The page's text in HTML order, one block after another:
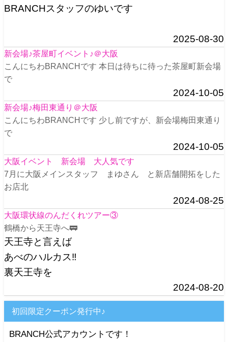
BRANCHスタッフのゆいです
2025-08-30
新会場♪茶屋町イベント♪＠大阪
こんにちわBRANCHです 本日は待ちに待った茶屋町新会場
で
2024-10-05
新会場♪梅田東通り＠大阪
こんにちわBRANCHです 少し前ですが、新会場梅田東通り
で
2024-10-05
大阪イベント 新会場 大人気です
7月に大阪メインスタッフ まゆさん と新店舗開拓をした
お店北
2024-08-25
大阪環状線のんだくれツアー③
鶴橋から天王寺へ🚃
天王寺と言えば
あべのハルカス‼️
裏天王寺を
2024-08-20
初回限定クーポン発行中♪
BRANCH公式アカウントです！